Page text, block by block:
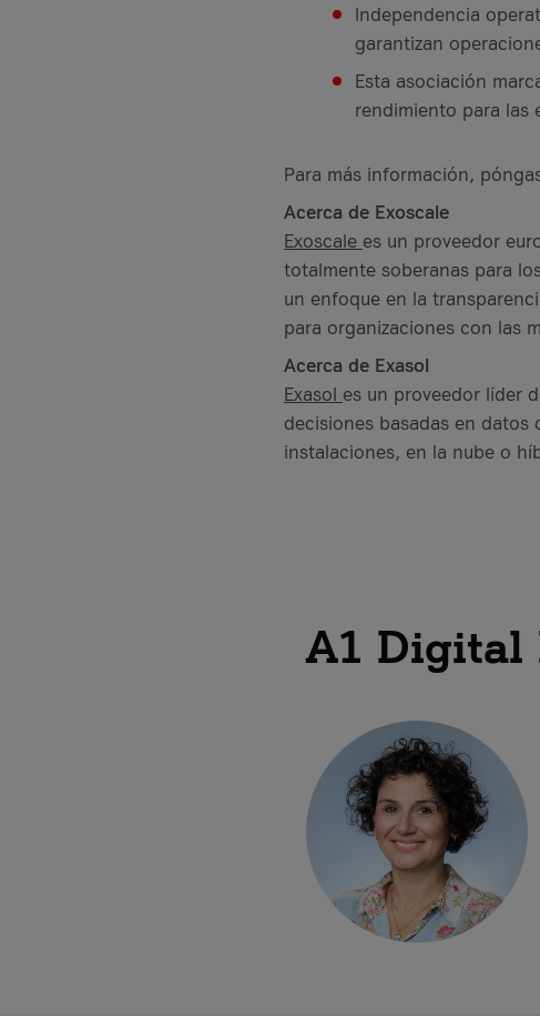
Independencia
garantizan
Esta asociación
rendimiento para las
Para más información,
Acerca de Exoscale
Exoscale es un proveedor
totalmente soberanas para
un enfoque en la
para organizaciones con las
Acerca de Exasol
Exasol es un proveedor líder
decisiones basadas en
instalaciones, en la nube o
A1 Digital